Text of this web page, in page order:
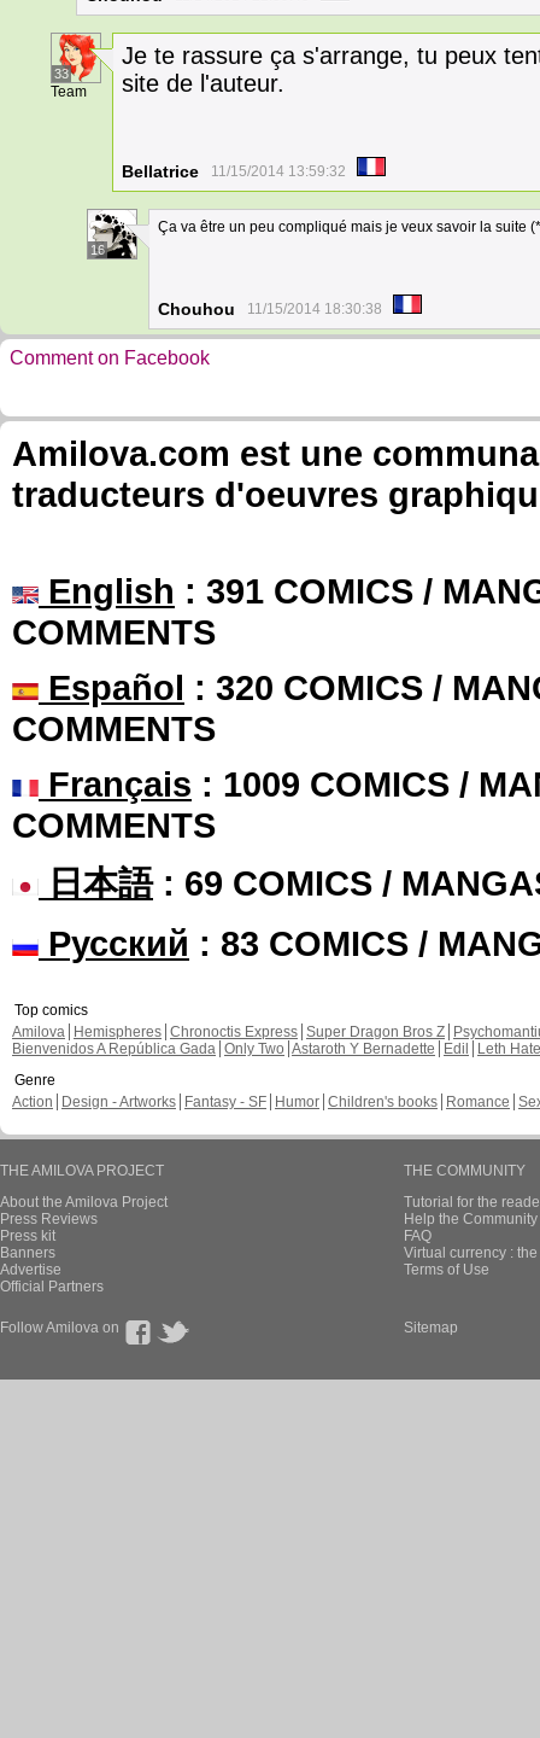
33
Team
Je te rassure ça s'arrange, tu peux
site de l'auteur.
Bellatrice 11/15/2014 13:59:32
16
Ça va être un peu compliqué mais je veux savoir la suite
Chouhou 11/15/2014 18:30:38
Comment on Facebook
Amilova.com est une
traducteurs d'oeuvres
English : 391 COMICS /
COMMENTS
Español : 320 COMICS /
COMMENTS
Français : 1009 COMICS /
COMMENTS
日本語: 69 COMICS /
Русский : 83 COMICS /
Top comics
Amilova
Hemispheres Chronoctis Express Super Dragon Bros Z
Bienvenidos A República Gada Only Two Astaroth Y Bernadette Edil
Leth Hate
Genre
Action
Design - Artworks Fantasy - SF Humor Children's books Romance
THE AMILOVA PROJECT
About the Amilova Project
Press Reviews
Press kit
Banners
Advertise
Official Partners
THE COMMUNITY
Tutorial for the
Help the
FAQ
Virtual currency :
Terms of Use
Follow Amilova on Sitemap